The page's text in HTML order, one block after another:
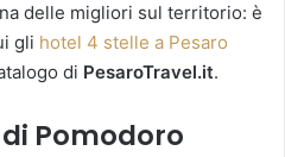
delle migliori sul territorio: è
gli hotel 4 stelle a Pesaro
di PesaroTravel.it.
Pomodoro